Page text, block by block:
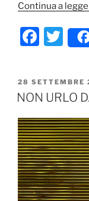
Continua a
F
c
e
b
o
o
k
T
w
itt
er
PUBBLICATO
IL
28 SETTEMBRE
NON URLO